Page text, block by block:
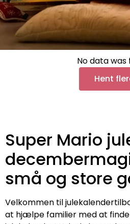
No data was
Hent
Super Mario
små og store
Velkommen til
at hjælpe familier med at